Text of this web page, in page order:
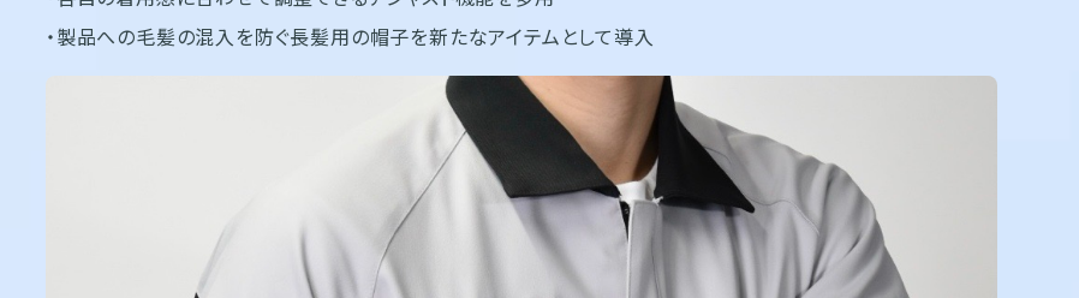
・製品への毛髪の混入を防ぐ長髪用の帽子を新たなアイテムとして導入